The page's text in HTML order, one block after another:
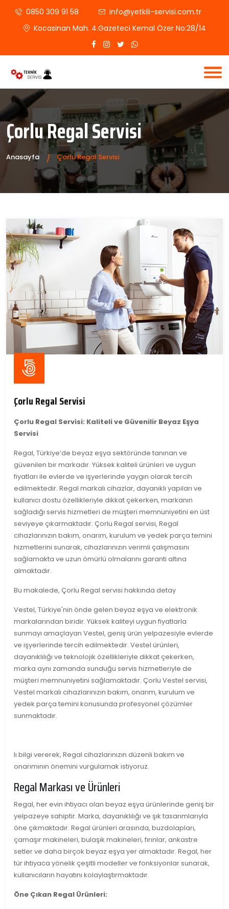
0850 309 91 58
info@yetkili-servisi.com.tr
Kocasinan Mah. 4.Gazeteci Kemal Özer No:28/14
Çorlu Regal Servisi
Anasayfa Çorlu Regal Servisi
Çorlu Regal Servisi
Çorlu Regal Servisi: Kaliteli ve Güvenilir Beyaz Eşya
Servisi
Regal, Türkiye’de beyaz eşya sektöründe tanınan ve
güvenilen bir markadır. Yüksek kaliteli ürünleri ve uygun
fiyatları ile evlerde ve işyerlerinde yaygın olarak tercih
edilmektedir. Regal markalı cihazlar, dayanıklı yapıları ve
kullanıcı dostu özellikleriyle dikkat çekerken, markanın
sağladığı servis hizmetleri de müşteri memnuniyetini en üst
seviyeye çıkarmaktadır. Çorlu Regal servisi, Regal
cihazlarınızın bakım, onarım, kurulum ve yedek parça temini
hizmetlerini sunarak, cihazlarınızın verimli çalışmasını
sağlamakta ve uzun ömürlü olmalarını garanti altına
almaktadır.
Bu makalede, Çorlu Regal servisi hakkında detay
Vestel, Türkiye'nin önde gelen beyaz eşya ve elektronik
markalarından biridir. Yüksek kaliteyi uygun fiyatlarla
sunmayı amaçlayan Vestel, geniş ürün yelpazesiyle evlerde
ve işyerlerinde tercih edilmektedir. Vestel ürünleri,
dayanıklılığı ve teknolojik özellikleriyle dikkat çekerken,
marka aynı zamanda sunduğu servis hizmetleriyle de
müşteri memnuniyetini sağlamaktadır. Çorlu Vestel servisi,
Vestel markalı cihazlarınızın bakım, onarım, kurulum ve
yedek parça temini konusunda profesyonel çözümler
sunmaktadır.
lı bilgi vererek, Regal cihazlarınızın düzenli bakım ve
onarımının önemini vurgulamak istiyoruz.
Regal Markası ve Ürünleri
Regal, her evin ihtiyacı olan beyaz eşya ürünlerinde geniş bir
yelpazeye sahiptir. Marka, dayanıklılığı ve şık tasarımlarıyla
öne çıkmaktadır. Regal ürünleri arasında, buzdolapları,
çamaşır makineleri, bulaşık makineleri, fırınlar, ankastre
setler ve daha birçok beyaz eşya yer almaktadır. Regal, her
tür ihtiyaca yönelik çeşitli modeller ve fonksiyonlar sunarak,
kullanıcıların hayatını kolaylaştırmaktadır.
Öne Çıkan Regal Ürünleri: